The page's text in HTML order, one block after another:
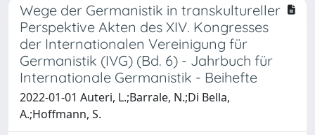
Wege der Germanistik in transkultureller
Perspektive Akten des XIV. Kongresses
der Internationalen Vereinigung für
Germanistik (IVG) (Bd. 6) - Jahrbuch für
Internationale Germanistik - Beihefte
2022-01-01 Auteri, L.;Barrale, N.;Di Bella,
A.;Hoffmann, S.